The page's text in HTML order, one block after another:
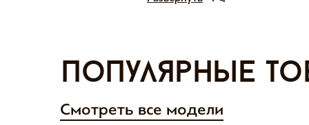
Популярные
Смотреть все модели